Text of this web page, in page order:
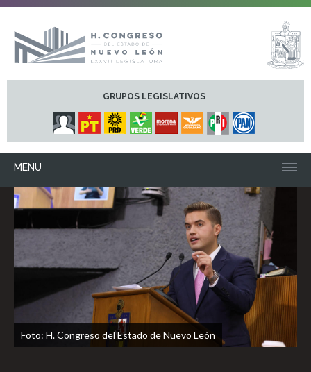
GRUPOS LEGISLATIVOS
MENU
Foto: H. Congreso del Estado de Nuevo León